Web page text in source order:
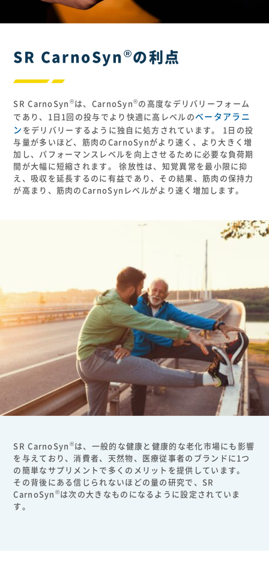
SR CarnoSyn®の利点
SR CarnoSyn ®は、CarnoSyn®の高度なデリバリーフォーム
であり、1日1回の投与でより快適に高レベルのベータアラニ
ン をデリバリーするように独自に処方されています。 1日の投
与量が多いほど、筋肉のCarnoSynがより速く、より大きく増
加し、パフォーマンスレベルを向上させるために必要な負荷期
間が大幅に短縮されます。 徐放性は、知覚異常を最小限に抑
え、吸収を延長するのに有益であり、その結果、筋肉の保持力
が高まり、筋肉のCarnoSynレベルがより速く増加します。
SR CarnoSyn ®は、一般的な健康と健康的な老化市場にも影響
を与えており、消費者、天然物、医療従事者のブランドに1つ
の簡単なサプリメントで多くのメリットを提供しています。
その背後にある信じられないほどの量の研究で、SR
CarnoSyn ®は次の大きなものになるように設定されていま
す。